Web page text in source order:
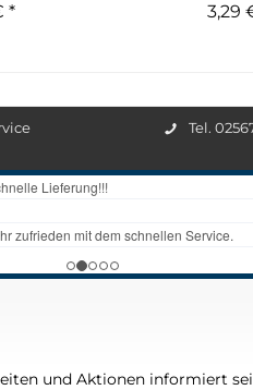
* 3,29
Tel.
und Aktionen informiert